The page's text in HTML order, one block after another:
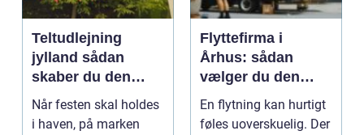
Teltudlejning
jylland sådan
skaber du den
perfekte ramme
om festen
Når festen skal holdes
i haven, på marken
Flyttefirma i
Århus: sådan
vælger du den
rigtige hjælp til
flytningen
En flytning kan hurtigt
føles uoverskuelig. Der